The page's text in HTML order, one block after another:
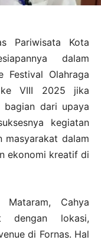
Pariwisata Kota
dalam
Festival Olahraga
ke VIII 2025 jika
bagian dari upaya
kegiatan
masyarakat dalam
ekonomi kreatif di
Cahya
dengan lokasi,
di Fornas. Hal